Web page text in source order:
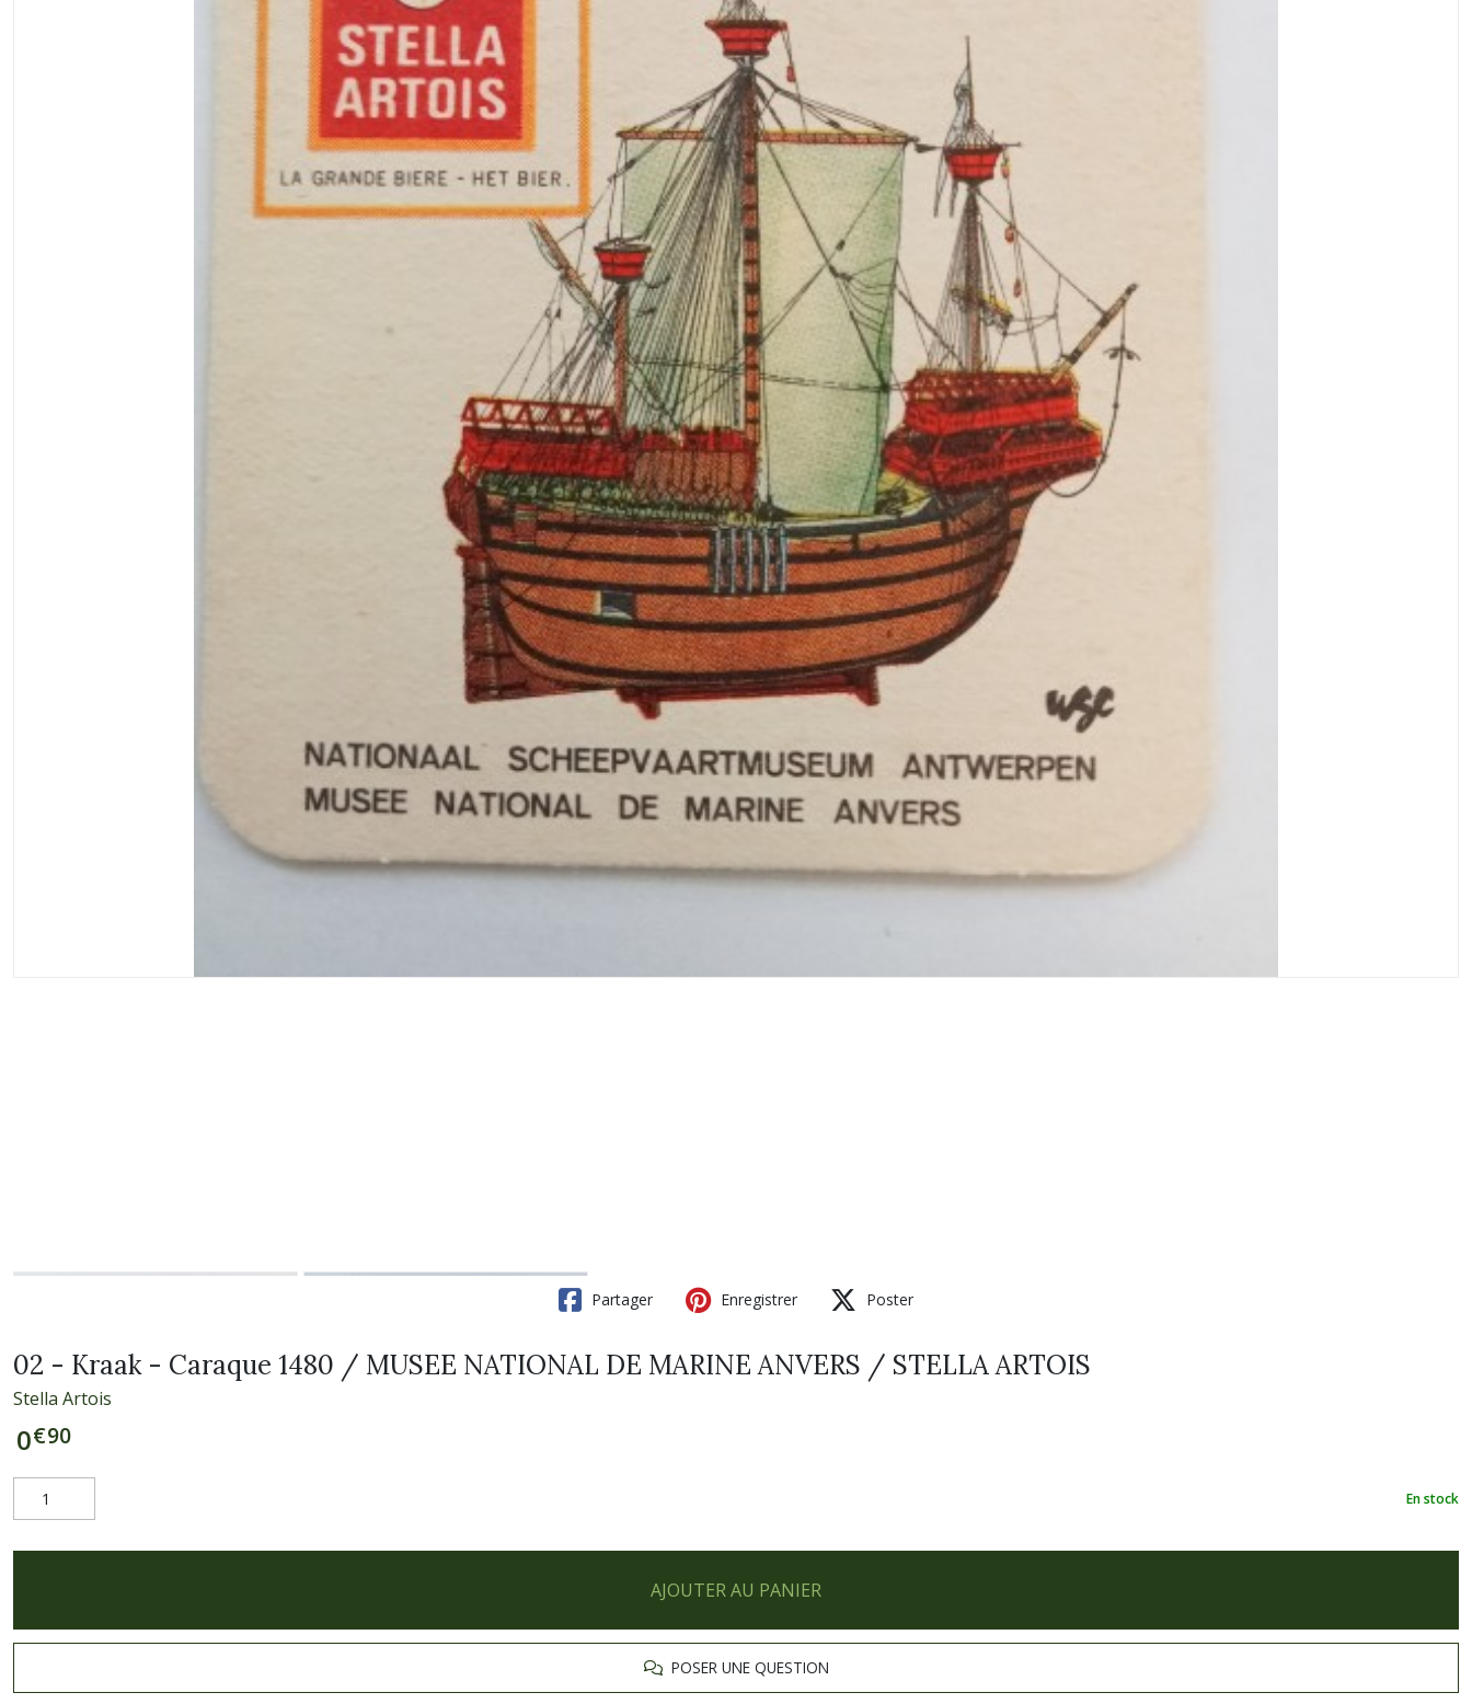
Partager Enregistrer Poster
02 - Kraak - Caraque 1480 / MUSEE NATIONAL DE MARINE ANVERS / STELLA ARTOIS
Stella Artois
0€90
En stock
AJOUTER AU PANIER
POSER UNE QUESTION